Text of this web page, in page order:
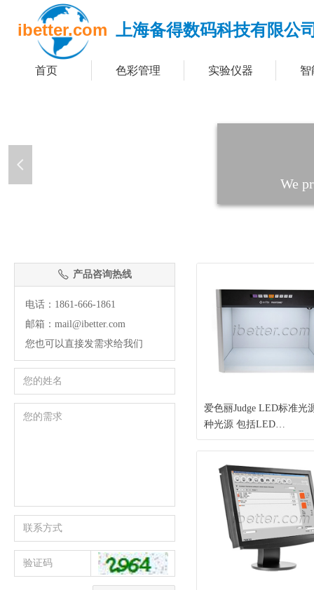
首页 色彩管理 实验仪器 智
ibetter.com 上海备得数码科技有限公
넳
爱色丽Judge LED标准光
种光源 包括LED
D50/D65/UV/A/CWF等可
69×43cm
We
ꂅ 产品咨询热线
电话：1861-666-1861
邮箱：mail@ibetter.com
您也可以直接发需求给我们